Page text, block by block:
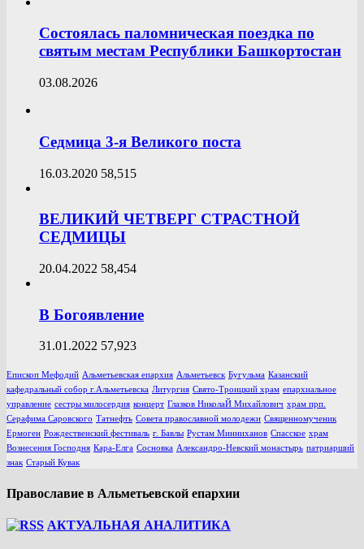
Состоялась паломническая поездка по
святым местам Республики Башкортостан
03.08.2026
Седмица 3-я Великого поста
16.03.2020 58,515
ВЕЛИКИЙ ЧЕТВЕРГ СТРАСТНОЙ
СЕДМИЦЫ
20.04.2022 58,454
В Богоявление
31.01.2022 57,923
Епископ Мефодий Альметьевская епархия Альметьевск Бугульма Казанский
кафедральный собор г.Альметьевска Литургия Свято-Троицкий храм епархиальное
управление сестры милосердия концерт Глазков НиколаЙ Михайлович храм прп.
Серафима Саровского Татнефть Совета православной молодежи Священномученик
Ермоген Рождественский фестиваль г. Бавлы Рустам Минниханов Спасское храм
Вознесения Господня Кара-Елга Сосновка Александро-Невский монастырь патриарший
знак Старый Кувак
Православие в Альметьевской епархии
АКТУАЛЬНАЯ АНАЛИТИКА